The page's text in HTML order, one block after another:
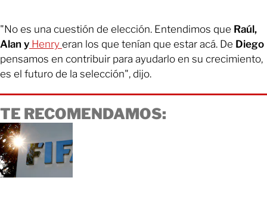
"No es una cuestión de elección. Entendimos que Raúl,
Alan y Henry eran los que tenían que estar acá. De Diego
pensamos en contribuir para ayudarlo en su crecimiento,
es el futuro de la selección", dijo.
TE RECOMENDAMOS: